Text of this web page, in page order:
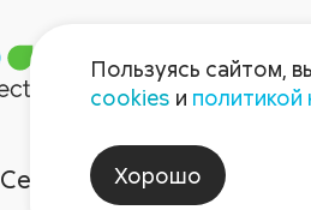
Сервисы Компания
Пользуясь сайтом,
cookies и политикой
Хорошо